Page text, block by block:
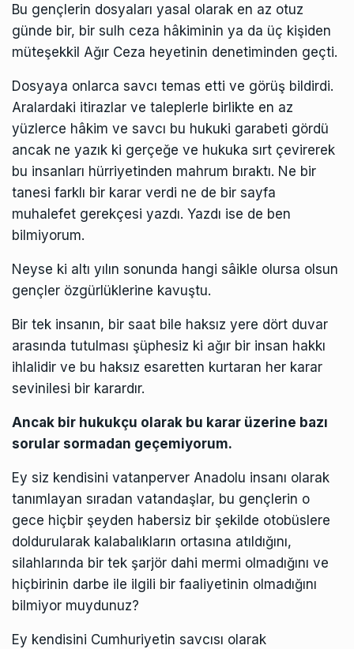
Bu gençlerin dosyaları yasal olarak en az otuz
günde bir, bir sulh ceza hâkiminin ya da üç kişiden
müteşekkil Ağır Ceza heyetinin denetiminden geçti.
Dosyaya onlarca savcı temas etti ve görüş bildirdi.
Aralardaki itirazlar ve taleplerle birlikte en az
yüzlerce hâkim ve savcı bu hukuki garabeti gördü
ancak ne yazık ki gerçeğe ve hukuka sırt çevirerek
bu insanları hürriyetinden mahrum bıraktı. Ne bir
tanesi farklı bir karar verdi ne de bir sayfa
muhalefet gerekçesi yazdı. Yazdı ise de ben
bilmiyorum.
Neyse ki altı yılın sonunda hangi sâikle olursa olsun
gençler özgürlüklerine kavuştu.
Bir tek insanın, bir saat bile haksız yere dört duvar
arasında tutulması şüphesiz ki ağır bir insan hakkı
ihlalidir ve bu haksız esaretten kurtaran her karar
sevinilesi bir karardır.
Ancak bir hukukçu olarak bu karar üzerine bazı
sorular sormadan geçemiyorum.
Ey siz kendisini vatanperver Anadolu insanı olarak
tanımlayan sıradan vatandaşlar, bu gençlerin o
gece hiçbir şeyden habersiz bir şekilde otobüslere
doldurularak kalabalıkların ortasına atıldığını,
silahlarında bir tek şarjör dahi mermi olmadığını ve
hiçbirinin darbe ile ilgili bir faaliyetinin olmadığını
bilmiyor muydunuz?
Ey kendisini Cumhuriyetin savcısı olarak